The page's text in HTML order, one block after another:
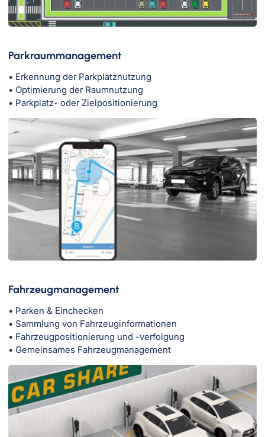
Parkraummanagement
• Erkennung der Parkplatznutzung
• Optimierung der Raumnutzung
• Parkplatz- oder Zielpositionierung
Fahrzeugmanagement
• Parken & Einchecken
• Sammlung von Fahrzeuginformationen
• Fahrzeugpositionierung und -verfolgung
• Gemeinsames Fahrzeugmanagement